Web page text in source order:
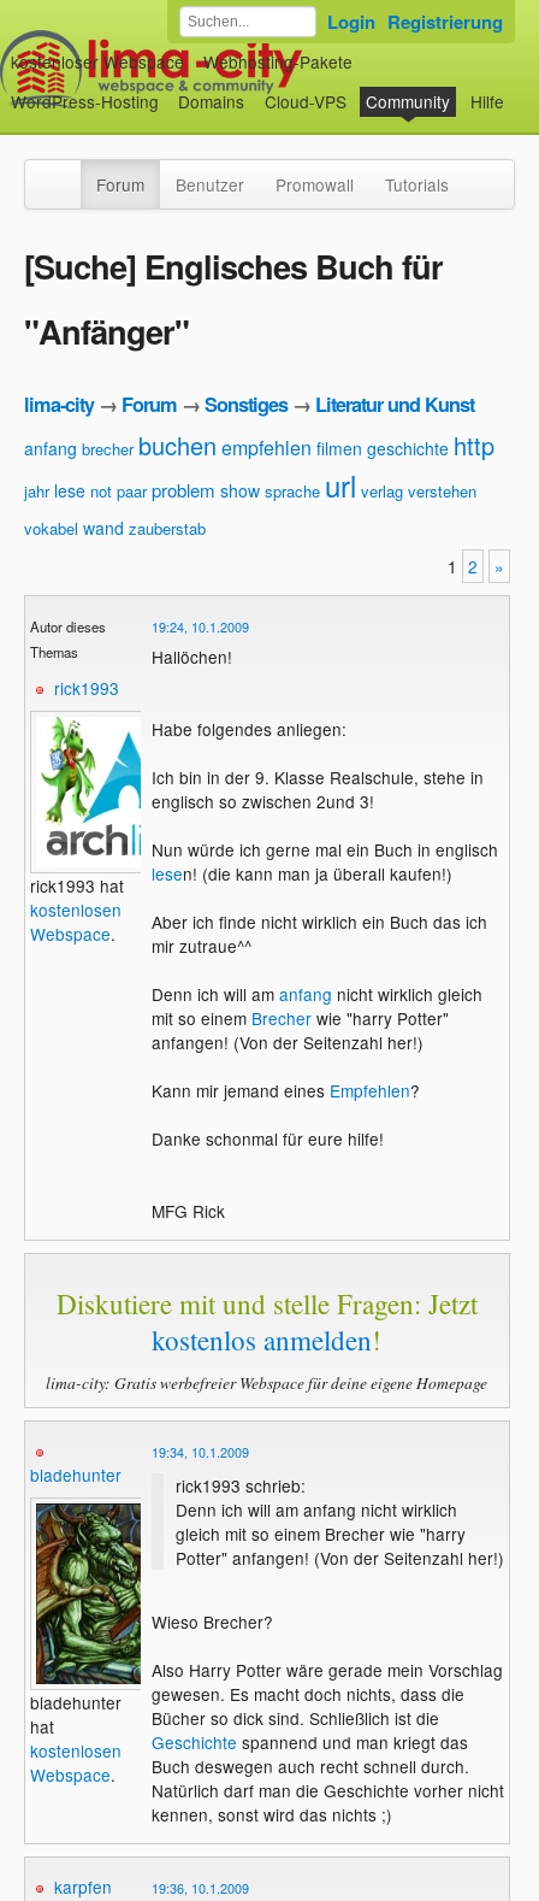
kostenloser Webspace
Webhosting-Pakete
WordPress-Hosting
Domains Cloud-VPS Community Hilfe
Login Registrierung
Forum Benutzer Promowall Tutorials
[Suche] Englisches Buch für
"Anfänger"
lima-city→ Forum →Sonstiges→ Literatur und Kunst
anfang brecher buchen empfehlen filmen geschichte http
jahr lese not paar problem show sprache url verlag verstehen
vokabel wand zauberstab
1 2 »
Autor dieses
Themas
rick1993
rick1993 hat
kostenlosen
Webspace.
19:24, 10.1.2009
Hallöchen!
Habe folgendes anliegen:
Ich bin in der 9. Klasse Realschule, stehe in
englisch so zwischen 2und 3!
Nun würde ich gerne mal ein Buch in englisch
lesen! (die kann man ja überall kaufen!)
Aber ich finde nicht wirklich ein Buch das ich
mir zutraue^^
Denn ich will am anfang nicht wirklich gleich
mit so einem Brecherwie "harry Potter"
anfangen! (Von der Seitenzahl her!)
Kann mir jemand eines Empfehlen?
Danke schonmal für eure hilfe!
MFG Rick
Diskutiere mit und stelle Fragen: Jetzt
kostenlos anmelden!
lima-city: Gratis werbefreier Webspace für deine eigene Homepage
bladehunter
bladehunter
hat
kostenlosen
Webspace.
19:34, 10.1.2009
rick1993 schrieb:
Denn ich will am anfang nicht wirklich
gleich mit so einem Brecher wie "harry
Potter" anfangen! (Von der Seitenzahl her!)
Wieso Brecher?
Also Harry Potter wäre gerade mein Vorschlag
gewesen. Es macht doch nichts, dass die
Bücher so dick sind. Schließlich ist die
Geschichte spannend und man kriegt das
Buch deswegen auch recht schnell durch.
Natürlich darf man die Geschichte vorher nicht
kennen, sonst wird das nichts ;)
karpfen 19:36, 10.1.2009